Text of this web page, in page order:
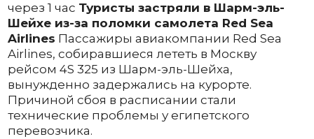
через 1 час Туристы застряли в Шарм-эль-
Шейхе из-за поломки самолета Red Sea
Airlines Пассажиры авиакомпании Red Sea
Airlines, собиравшиеся лететь в Москву
рейсом 4S 325 из Шарм-эль-Шейха,
вынужденно задержались на курорте.
Причиной сбоя в расписании стали
технические проблемы у египетского
перевозчика.